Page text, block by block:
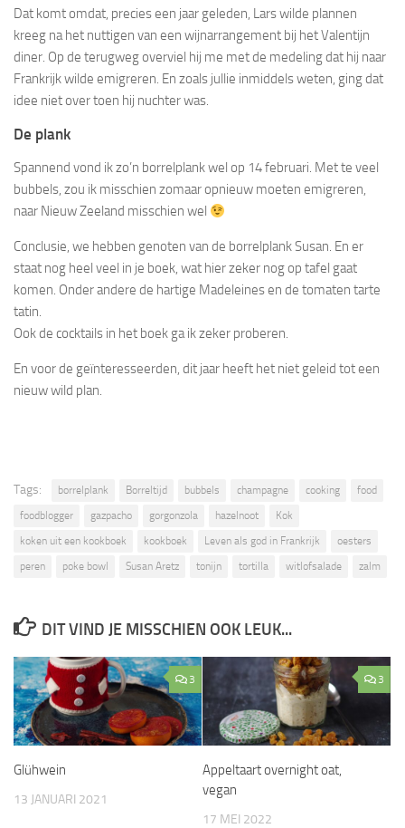
Dat komt omdat, precies een jaar geleden, Lars wilde plannen
kreeg na het nuttigen van een wijnarrangement bij het Valentijn
diner. Op de terugweg overviel hij me met de medeling dat hij naar
Frankrijk wilde emigreren. En zoals jullie inmiddels weten, ging dat
idee niet over toen hij nuchter was.
De plank
Spannend vond ik zo’n borrelplank wel op 14 februari. Met te veel
bubbels, zou ik misschien zomaar opnieuw moeten emigreren,
naar Nieuw Zeeland misschien wel
Conclusie, we hebben genoten van de borrelplank Susan. En er
staat nog heel veel in je boek, wat hier zeker nog op tafel gaat
komen. Onder andere de hartige Madeleines en de tomaten tarte
tatin.
Ook de cocktails in het boek ga ik zeker proberen.
En voor de geïnteresseerden, dit jaar heeft het niet geleid tot een
nieuw wild plan.
Tags: borrelplank Borreltijd bubbels champagne cooking
food
foodblogger
gazpacho gorgonzola hazelnoot
Kok
koken uit een kookboek
kookboek Leven als god in Frankrijk
oesters
peren
poke bowl Susan Aretz tonijn tortilla witlofsalade zalm
DIT VIND JE MISSCHIEN OOK LEUK...
3
Glühwein
13 JANUARI 2021
3
Appeltaart overnight oat,
vegan
17 MEI 2022